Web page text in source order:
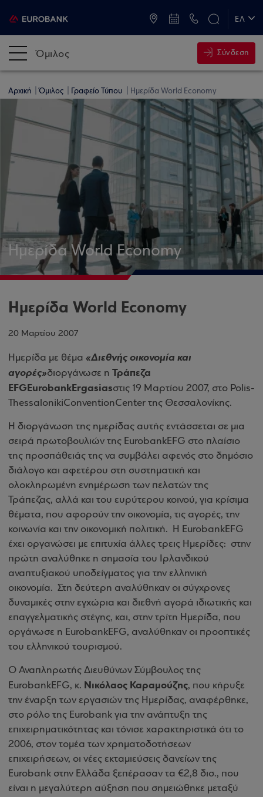
ΕΛ
Όμιλος Σύνδεση
Αρχική Όμιλος Γραφείο Τύπου Ημερίδα World Economy
Ημερίδα World Economy
Ημερίδα World Economy
20 Μαρτίου 2007
Ημερίδα με θέμα «Διεθνής οικονομία και
αγορές»διοργάνωσε η Τράπεζα
EFGEurobankErgasiasστις 19 Μαρτίου 2007, στο Polis-
ThessalonikiConventionCenter της Θεσσαλονίκης.
Η διοργάνωση της ημερίδας αυτής εντάσσεται σε μια
σειρά πρωτοβουλιών της EurobankEFG στο πλαίσιο
της προσπάθειάς της να συμβάλει αφενός στο δημόσιο
διάλογο και αφετέρου στη συστηματική και
ολοκληρωμένη ενημέρωση των πελατών της
Τράπεζας, αλλά και του ευρύτερου κοινού, για κρίσιμα
θέματα, που αφορούν την οικονομία, τις αγορές, την
κοινωνία και την οικονομική πολιτική. Η EurobankEFG
έχει οργανώσει με επιτυχία άλλες τρεις Ημερίδες: στην
πρώτη αναλύθηκε η σημασία του Ιρλανδικού
αναπτυξιακού υποδείγματος για την ελληνική
οικονομία. Στη δεύτερη αναλύθηκαν οι σύγχρονες
δυναμικές στην εγχώρια και διεθνή αγορά ιδιωτικής και
επαγγελματικής στέγης, και, στην τρίτη Ημερίδα, που
οργάνωσε η EurobankEFG, αναλύθηκαν οι προοπτικές
του ελληνικού τουρισμού.
Ο Αναπληρωτής Διευθύνων Σύμβουλος της
EurobankEFG, κ. Νικόλαος Καραμούζης, που κήρυξε
την έναρξη των εργασιών της Ημερίδας, αναφέρθηκε,
στο ρόλο της Eurobank για την ανάπτυξη της
επιχειρηματικότητας και τόνισε χαρακτηριστικά ότι το
2006, στον τομέα των χρηματοδοτήσεων
επιχειρήσεων, οι νέες εκταμιεύσεις δανείων της
Eurobank στην Ελλάδα ξεπέρασαν τα €2,8 δισ., που
είναι η μεγαλύτερη αύξηση που σημειώθηκε μεταξύ